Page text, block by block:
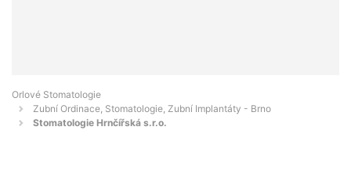
Orlové Stomatologie
Zubní Ordinace, Stomatologie, Zubní Implantáty - Brno
Stomatologie Hrnčířská s.r.o.